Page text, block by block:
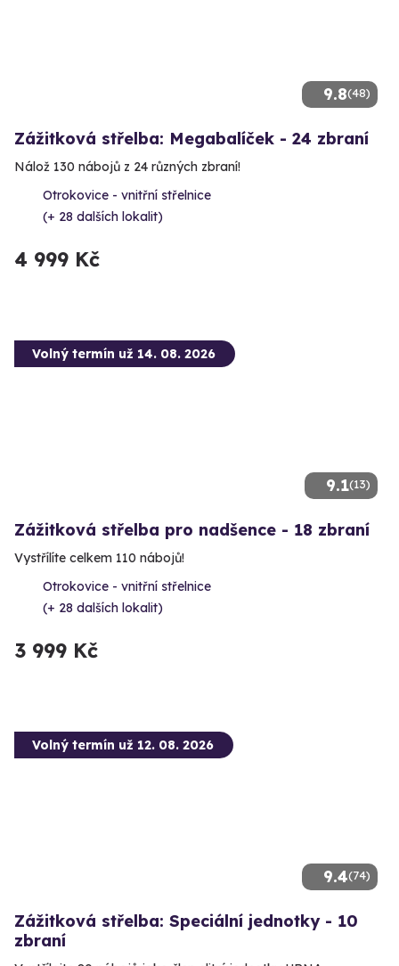
9.8(48)
Zážitková střelba: Megabalíček - 24 zbraní
Nálož 130 nábojů z 24 různých zbraní!
Otrokovice - vnitřní střelnice
(+ 28 dalších lokalit)
4 999 Kč
9.1(13)
Volný termín už 14. 08. 2026
Zážitková střelba pro nadšence - 18 zbraní
Vystřílíte celkem 110 nábojů!
Otrokovice - vnitřní střelnice
(+ 28 dalších lokalit)
3 999 Kč
9.4(74)
Volný termín už 12. 08. 2026
Zážitková střelba: Speciální jednotky - 10
zbraní